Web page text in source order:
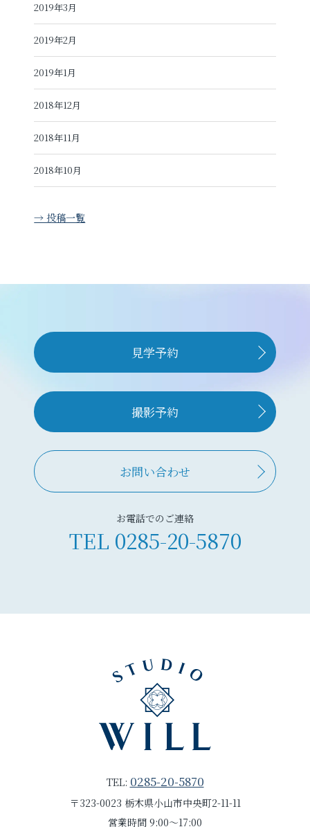
2019年3月
2019年2月
2019年1月
2018年12月
2018年11月
2018年10月
→ 投稿一覧
見学予約
撮影予約
お問い合わせ
お電話でのご連絡
TEL 0285-20-5870
TEL: 0285-20-5870
〒323-0023 栃木県小山市中央町2-11-11
営業時間 9:00～17:00